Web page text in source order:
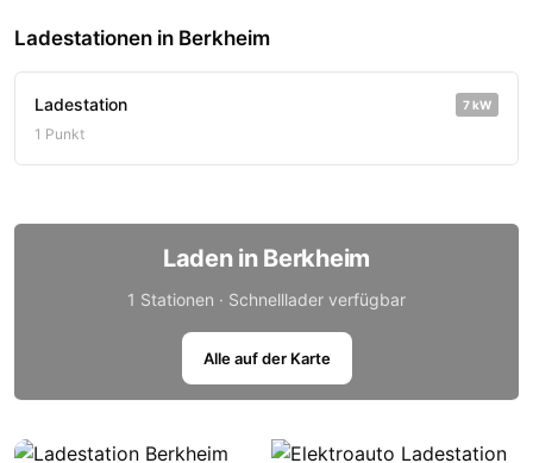
Ladestationen in Berkheim
Ladestation 7 kW
1 Punkt
Laden in Berkheim
1 Stationen · Schnelllader verfügbar
Alle auf der Karte